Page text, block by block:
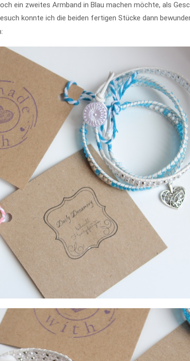
ein zweites Armband in Blau machen möchte, als
konnte ich die beiden fertigen Stücke dann